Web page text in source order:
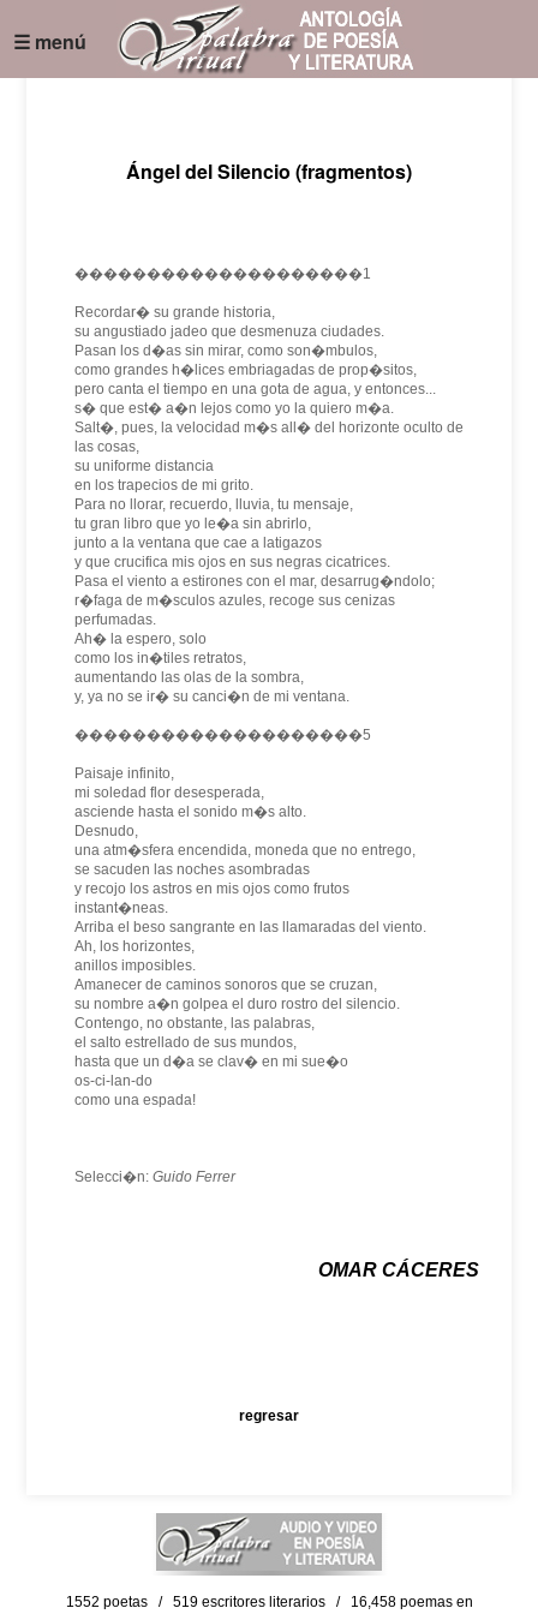
☰ menú
Ángel del Silencio (fragmentos)
��������������������1
Recordar� su grande historia,
su angustiado jadeo que desmenuza ciudades.
Pasan los d�as sin mirar, como son�mbulos,
como grandes h�lices embriagadas de prop�sitos,
pero canta el tiempo en una gota de agua, y entonces...
s� que est� a�n lejos como yo la quiero m�a.
Salt�, pues, la velocidad m�s all� del horizonte oculto de
las cosas,
su uniforme distancia
en los trapecios de mi grito.
Para no llorar, recuerdo, lluvia, tu mensaje,
tu gran libro que yo le�a sin abrirlo,
junto a la ventana que cae a latigazos
y que crucifica mis ojos en sus negras cicatrices.
Pasa el viento a estirones con el mar, desarrug�ndolo;
r�faga de m�sculos azules, recoge sus cenizas
perfumadas.
Ah� la espero, solo
como los in�tiles retratos,
aumentando las olas de la sombra,
y, ya no se ir� su canci�n de mi ventana.
��������������������5
Paisaje infinito,
mi soledad flor desesperada,
asciende hasta el sonido m�s alto.
Desnudo,
una atm�sfera encendida, moneda que no entrego,
se sacuden las noches asombradas
y recojo los astros en mis ojos como frutos
instant�neas.
Arriba el beso sangrante en las llamaradas del viento.
Ah, los horizontes,
anillos imposibles.
Amanecer de caminos sonoros que se cruzan,
su nombre a�n golpea el duro rostro del silencio.
Contengo, no obstante, las palabras,
el salto estrellado de sus mundos,
hasta que un d�a se clav� en mi sue�o
os-ci-lan-do
como una espada!
Selecci�n: Guido Ferrer
OMAR CÁCERES
regresar
1552 poetas / 519 escritores literarios / 16,458 poemas en